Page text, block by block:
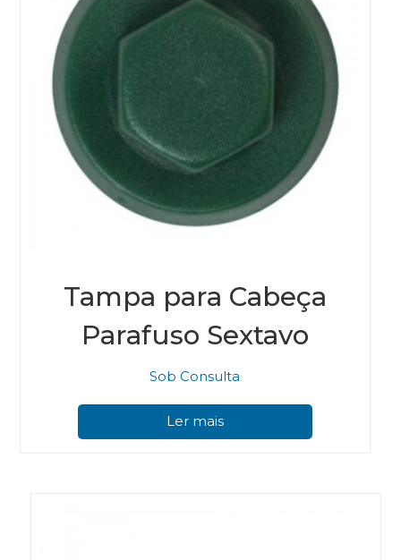
Tampa para Cabeça
Parafuso Sextavo
Sob Consulta
Ler mais